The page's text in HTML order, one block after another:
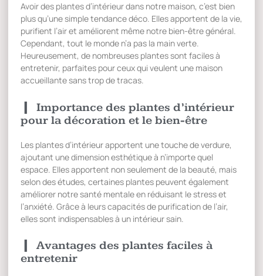
Avoir des plantes d’intérieur dans notre maison, c’est bien
plus qu’une simple tendance déco. Elles apportent de la vie,
purifient l’air et améliorent même notre bien-être général.
Cependant, tout le monde n’a pas la main verte.
Heureusement, de nombreuses plantes sont faciles à
entretenir, parfaites pour ceux qui veulent une maison
accueillante sans trop de tracas.
Importance des plantes d’intérieur
pour la décoration et le bien-être
Les plantes d’intérieur apportent une touche de verdure,
ajoutant une dimension esthétique à n’importe quel
espace. Elles apportent non seulement de la beauté, mais
selon des études, certaines plantes peuvent également
améliorer notre santé mentale en réduisant le stress et
l’anxiété. Grâce à leurs capacités de purification de l’air,
elles sont indispensables à un intérieur sain.
Avantages des plantes faciles à
entretenir